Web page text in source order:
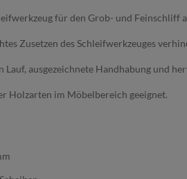
für den Grob- und Feinschliff
Zusetzen des Schleifwerkzeuges
ausgezeichnete Handhabung und
Holzarten im Möbelbereich geeignet.